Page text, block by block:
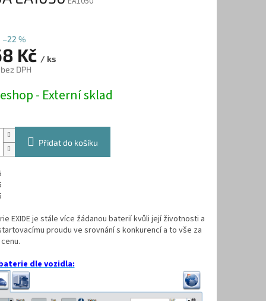
–22 %
Kč / ks
DPH
- Externí sklad
Přidat do košíku
EXIDE je stále více žádanou baterií kvůli její životnosti a
proudu ve srovnání s konkurencí a to vše za
dle vozidla: